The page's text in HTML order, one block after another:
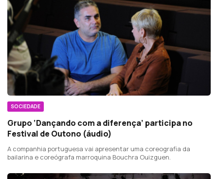
SOCIEDADE
Grupo ‘Dançando com a diferença’ participa no
Festival de Outono (áudio)
A companhia portuguesa vai apresentar uma coreografia da
bailarina e coreógrafa marroquina Bouchra Ouizguen.